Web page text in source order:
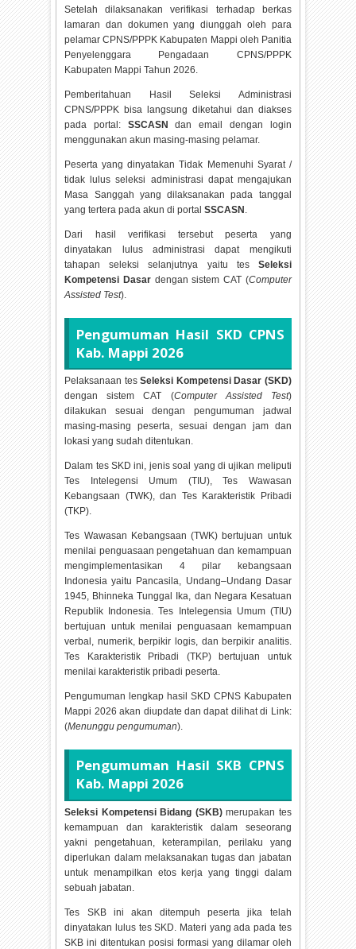
Setelah dilaksanakan verifikasi terhadap berkas
lamaran dan dokumen yang diunggah oleh para
pelamar CPNS/PPPK Kabupaten Mappi oleh Panitia
Penyelenggara Pengadaan CPNS/PPPK
Kabupaten Mappi Tahun2026.
Pemberitahuan Hasil Seleksi Administrasi
CPNS/PPPK bisa langsung diketahui dan diakses
pada portal: SSCASN
dan email dengan login
menggunakan akun masing-masing pelamar.
Peserta yang dinyatakan Tidak Memenuhi Syarat /
tidak lulus seleksi administrasi dapat mengajukan
Masa Sanggah yang dilaksanakan pada tanggal
yang tertera pada akun di portalSSCASN .
Dari hasil verifikasi tersebut peserta yang
dinyatakan lulus administrasi dapat mengikuti
tahapan seleksi selanjutnya yaitu tes Seleksi
Kompetensi Dasar dengan sistem CAT (Computer
Assisted Test).
Pengumuman Hasil SKD CPNS
Kab. Mappi 2026
Pelaksanaan tesSeleksi Kompetensi Dasar (SKD)
dengan sistem CAT (Computer Assisted Test)
dilakukan sesuai dengan pengumuman jadwal
masing-masing peserta, sesuai dengan jam dan
lokasi yang sudah ditentukan.
Dalam tes SKD ini, jenis soal yang di ujikan meliputi
Tes Intelegensi Umum (TIU), Tes Wawasan
Kebangsaan (TWK), dan Tes Karakteristik Pribadi
(TKP).
Tes Wawasan Kebangsaan (TWK) bertujuan untuk
menilai penguasaan pengetahuan dan kemampuan
mengimplementasikan 4 pilar kebangsaan
Indonesia yaitu Pancasila, Undang–Undang Dasar
1945, Bhinneka Tunggal Ika, dan Negara Kesatuan
Republik Indonesia. Tes Intelegensia Umum (TIU)
bertujuan untuk menilai penguasaan kemampuan
verbal, numerik, berpikir logis, dan berpikir analitis.
Tes Karakteristik Pribadi (TKP) bertujuan untuk
menilai karakteristik pribadi peserta.
Pengumuman lengkap hasil SKD CPNS Kabupaten
Mappi 2026 akan diupdate dan dapat dilihat di Link:
(Menunggu pengumuman).
Pengumuman Hasil SKB CPNS
Kab. Mappi 2026
Seleksi Kompetensi Bidang (SKB)merupakan tes
kemampuan dan karakteristik dalam seseorang
yakni pengetahuan, keterampilan, perilaku yang
diperlukan dalam melaksanakan tugas dan jabatan
untuk menampilkan etos kerja yang tinggi dalam
sebuah jabatan.
Tes SKB ini akan ditempuh peserta jika telah
dinyatakan lulus tes SKD. Materi yang ada pada tes
SKB ini ditentukan posisi formasi yang dilamar oleh